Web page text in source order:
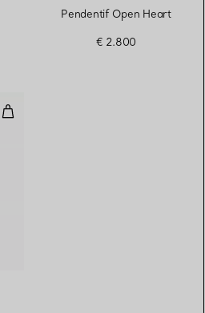
Pendentif Open Heart
€ 2.800
Pendentif Feather mini en or